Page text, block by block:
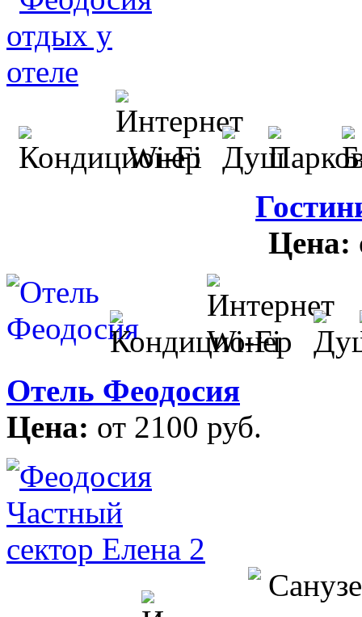
Цена:
Отель Феодосия
Цена: от 2100 руб.